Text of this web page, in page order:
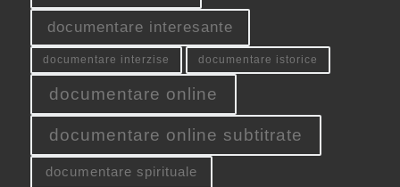
documentare interesante
documentare interzise documentare istorice
documentare online
documentare online subtitrate
documentare spirituale